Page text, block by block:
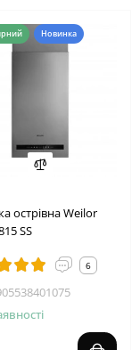
Новинка
острівна Weilor
SS
6